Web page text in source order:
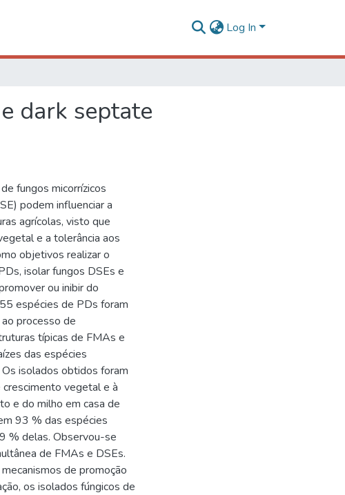
Log In
dark septate
fungos micorrízicos
podem influenciar a
agrícolas, visto que
e a tolerância aos
objetivos realizar o
isolar fungos DSEs e
ou inibir do
espécies de PDs foram
processo de
típicas de FMAs e
das espécies
isolados obtidos foram
vegetal e à
e do milho em casa de
93 % das espécies
% delas. Observou-se
de FMAs e DSEs.
de promoção
os isolados fúngicos de